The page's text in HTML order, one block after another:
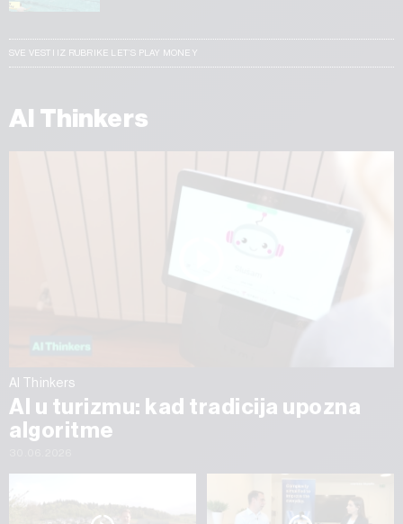
SVE VESTI IZ RUBRIKE LET’S PLAY MONEY
AI Thinkers
AI Thinkers
AI u turizmu: kad tradicija upozna
algoritme